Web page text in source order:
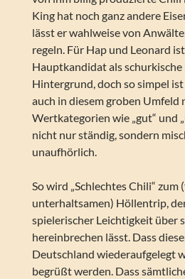
King hat noch ganz andere
lässt er wahlweise von
regeln. Für Hap und Leonard
Hauptkandidat als schurkische
Hintergrund, doch so simpel
auch in diesem groben Umfeld
Wertkategorien wie „gut“ und
nicht nur ständig, sondern
unaufhörlich.
So wird „Schlechtes Chili“ zum
unterhaltsamen) Höllentrip,
spielerischer Leichtigkeit über
hereinbrechen lässt. Dass
Deutschland wiederaufgelegt
begrüßt werden. Dass